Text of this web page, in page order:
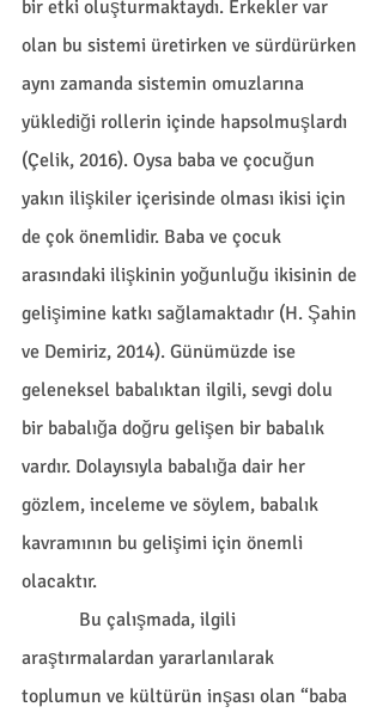
bir etki oluşturmaktaydı. Erkekler var
olan bu sistemi üretirken ve sürdürürken
aynı zamanda sistemin omuzlarına
yüklediği rollerin içinde hapsolmuşlardı
(Çelik, 2016). Oysa baba ve çocuğun
yakın ilişkiler içerisinde olması ikisi için
de çok önemlidir. Baba ve çocuk
arasındaki ilişkinin yoğunluğu ikisinin de
gelişimine katkı sağlamaktadır (H. Şahin
ve Demiriz, 2014). Günümüzde ise
geleneksel babalıktan ilgili, sevgi dolu
bir babalığa doğru gelişen bir babalık
vardır. Dolayısıyla babalığa dair her
gözlem, inceleme ve söylem, babalık
kavramının bu gelişimi için önemli
olacaktır.
araştırmalardan yararlanılarak
toplumun ve kültürün inşası olan “baba